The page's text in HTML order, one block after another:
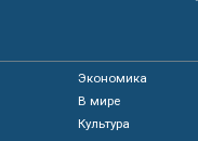
Экономика
В мире
Культура